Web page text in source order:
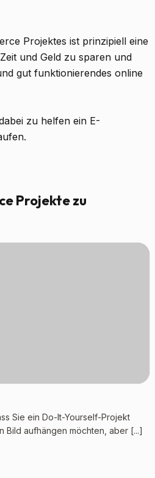
Projektes ist prinzipiell eine
und Geld zu sparen und
gut funktionierendes online
zu helfen ein E-
Projekte zu
Sie ein Do-It-Yourself-Projekt
Bild aufhängen möchten, aber [...]